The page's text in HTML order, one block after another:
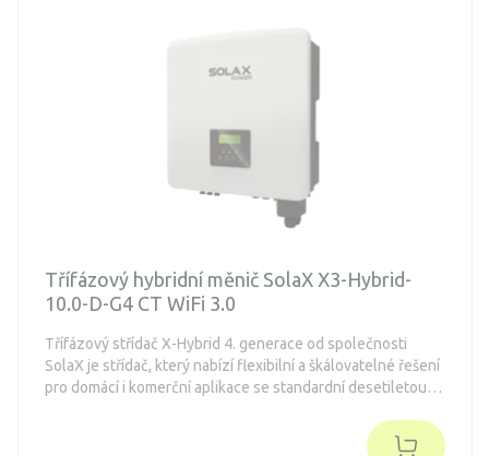
Třífázový hybridní měnič SolaX X3-Hybrid-
10.0-D-G4 CT WiFi 3.0
Třífázový střídač X-Hybrid 4. generace od společnosti
SolaX je střídač, který nabízí flexibilní a škálovatelné řešení
pro domácí i komerční aplikace se standardní desetiletou